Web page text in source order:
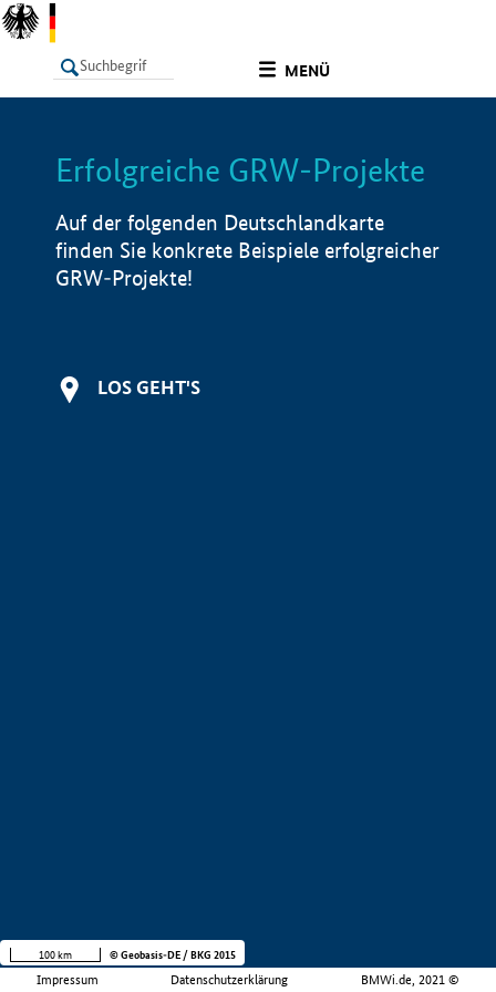
MENÜ
LISTE Info
Erfolgreiche GRW-Projekte
Auf der folgenden Deutschlandkarte
finden Sie konkrete Beispiele erfolgreicher
GRW-Projekte!
LOS GEHT'S
Impressum Datenschutzerklärung BMWi.de, 2021 ©
100 km © Geobasis-DE / BKG 2015